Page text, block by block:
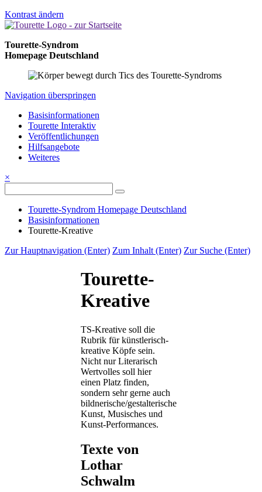
Kontrast ändern
Tourette-Syndrom
Homepage Deutschland
Navigation überspringen
Basisinformationen
Tourette Interaktiv
Veröffentlichungen
Hilfsangebote
Weiteres
×
Tourette-Syndrom Homepage Deutschland
Basisinformationen
Tourette-Kreative
Zur Hauptnavigation (Enter) Zum Inhalt (Enter) Zur Suche (Enter)
Tourette-
Kreative
TS-Kreative soll die
Rubrik für künstlerisch-
kreative Köpfe sein.
Nicht nur Literarisch
Wertvolles soll hier
einen Platz finden,
sondern sehr gerne auch
bildnerische/gestalterische
Kunst, Musisches und
Kunst-Performances.
Texte von
Lothar
Schwalm